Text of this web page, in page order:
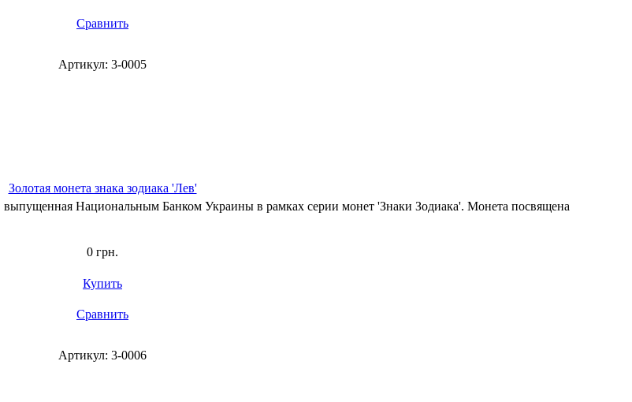
Сравнить
Артикул: 3-0005
Золотая монета знака зодиака 'Лев'
выпущенная Национальным Банком Украины в рамках серии монет 'Знаки Зодиака'. Монета посвящена
0 грн.
Купить
Сравнить
Артикул: 3-0006